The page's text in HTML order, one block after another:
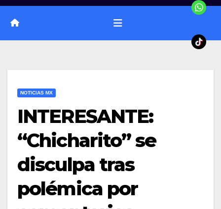
NOTICIAS MX
INTERESANTE:
“Chicharito” se
disculpa tras
polémica por